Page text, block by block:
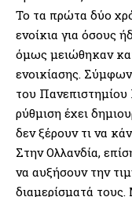
Το τα πρώτα δύο
ενοίκια για όσους
όμως μειώθηκαν
ενοικίασης.
του
ρύθμιση έχει
δεν ξέρουν τι να
Στην Ολλανδία,
να αυξήσουν την
διαμερίσματά